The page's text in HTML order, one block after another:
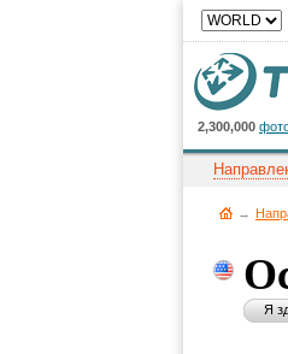
2,300,000
→
Я